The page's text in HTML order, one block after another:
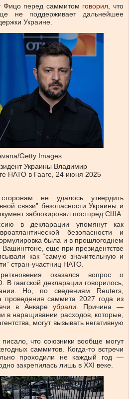
Фицо перед саммитом говорил , что
не поддерживает дальнейшее
Украине.
Getty Images
Украины Владимир
НАТО в Гааге, 24 июня 2025
не удалось утвердить
связи” безопасности Украины и
заблокировал постпред США.
в декларации упомянут как
безопасности и
была и в прошлогоднем
еще при президентстве
как “самую значительную и
стран-участниц НАТО.
оказался вопрос о
гаагской декларации говорилось,
Но, по сведениям Reuters,
саммита 2027 года из
в Анкаре убрали . Причина —
в наращивании расходов, которые,
могут вызывать негативную
что союзники вообще могут
саммитов. Когда-то встречи
проходили не каждый год —
закрепилась лишь в XXI веке.